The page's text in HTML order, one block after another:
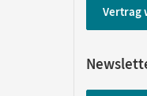
Vertrag